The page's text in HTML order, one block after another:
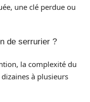
une clé perdue ou
de serrurier ?
la complexité du
à plusieurs